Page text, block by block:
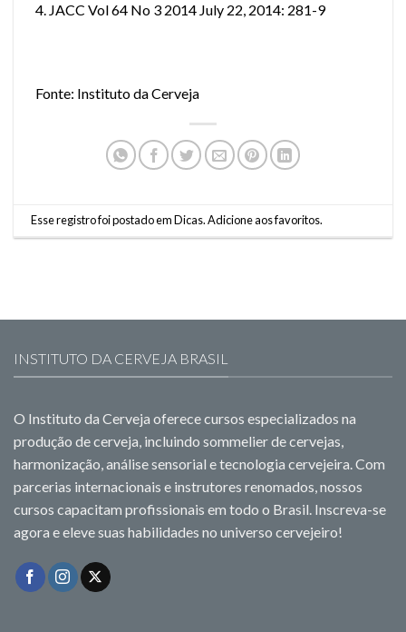
4. JACC Vol 64 No 3 2014 July 22, 2014: 281-9
Fonte: Instituto da Cerveja
Esse registro foi postado emDicas.Adicione aos favoritos.
INSTITUTO DA CERVEJA BRASIL
O Instituto da Cerveja oferece cursos especializados na
produção de cerveja, incluindo sommelier de cervejas,
harmonização, análise sensorial e tecnologia cervejeira. Com
parcerias internacionais e instrutores renomados, nossos
cursos capacitam profissionais em todo o Brasil. Inscreva-se
agora e eleve suas habilidades no universo cervejeiro!